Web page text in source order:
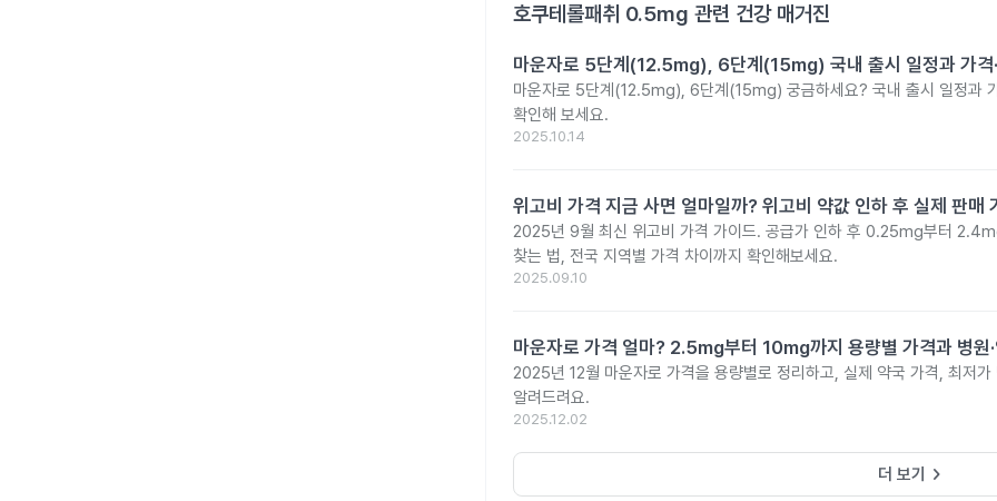
호쿠테롤패취 0.5mg 관련 건강 매거진
마운자로 5단계(12.5mg), 6단계(15mg) 국내 출시 일정과 가격·
마운자로 5단계(12.5mg), 6단계(15mg) 궁금하세요? 국내 출시 일정과
확인해 보세요.
2025.10.14
위고비 가격 지금 사면 얼마일까? 위고비 약값 인하 후 실제 판매
2025년 9월 최신 위고비 가격 가이드. 공급가 인하 후 0.25mg부터
찾는 법, 전국 지역별 가격 차이까지 확인해보세요.
2025.09.10
마운자로 가격 얼마? 2.5mg부터 10mg까지 용량별 가격과 병원
2025년 12월 마운자로 가격을 용량별로 정리하고, 실제 약국 가격, 최저가
알려드려요.
2025.12.02
더 보기 keyboard_arrow_right